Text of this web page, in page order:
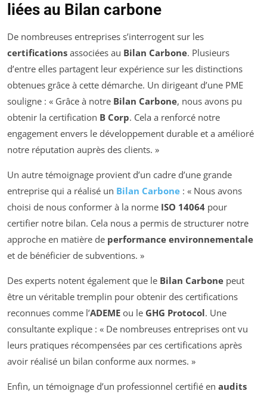
liées au Bilan carbone
De nombreuses entreprises s’interrogent sur les
certifications associées au Bilan Carbone. Plusieurs
d’entre elles partagent leur expérience sur les distinctions
obtenues grâce à cette démarche. Un dirigeant d’une PME
souligne : « Grâce à notre Bilan Carbone, nous avons pu
obtenir la certification B Corp. Cela a renforcé notre
engagement envers le développement durable et a amélioré
notre réputation auprès des clients. »
Un autre témoignage provient d’un cadre d’une grande
entreprise qui a réalisé un Bilan Carbone : « Nous avons
choisi de nous conformer à la norme ISO 14064 pour
certifier notre bilan. Cela nous a permis de structurer notre
approche en matière de performance environnementale
et de bénéficier de subventions. »
Des experts notent également que le Bilan Carbone peut
être un véritable tremplin pour obtenir des certifications
reconnues comme l’ADEME ou le GHG Protocol. Une
consultante explique : « De nombreuses entreprises ont vu
leurs pratiques récompensées par ces certifications après
avoir réalisé un bilan conforme aux normes. »
Enfin, un témoignage d’un professionnel certifié en audits